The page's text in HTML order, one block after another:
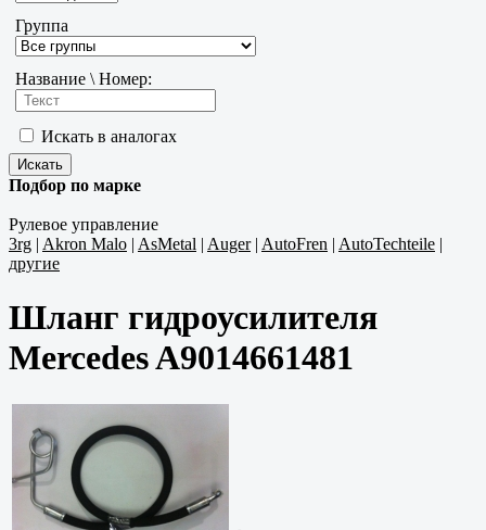
Группа
Название \ Номер:
Искать в аналогах
Подбор по марке
Рулевое управление
3rg | Akron Malo | AsMetal | Auger| AutoFren | AutoTechteile |
другие
Шланг гидроусилителя
Mercedes A9014661481